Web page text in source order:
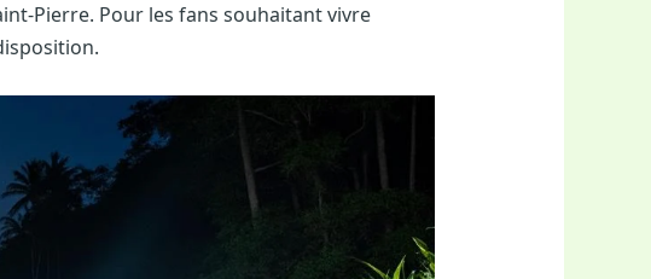
Pierre. Pour les fans souhaitant vivre